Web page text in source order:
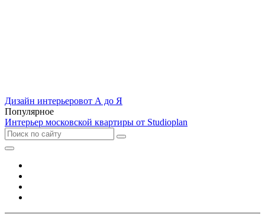
Дизайн интерьеровот А до Я
Популярное
Интерьер московской квартиры от Studioplan